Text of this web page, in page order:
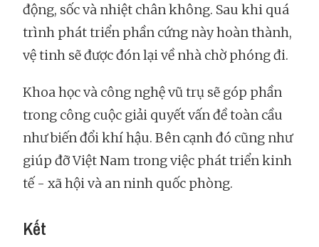
động, sốc và nhiệt chân không. Sau khi quá
trình phát triển phần cứng này hoàn thành,
vệ tinh sẽ được đón lại về nhà chờ phóng đi.
Khoa học và công nghệ vũ trụ sẽ góp phần
trong công cuộc giải quyết vấn đề toàn cầu
như biến đổi khí hậu. Bên cạnh đó cũng như
giúp đỡ Việt Nam trong việc phát triển kinh
tế - xã hội và an ninh quốc phòng.
Kết